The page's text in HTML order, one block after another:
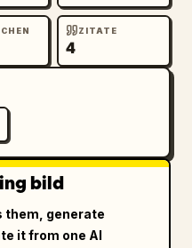
ZITATE
4
bild
them, generate
it from one AI